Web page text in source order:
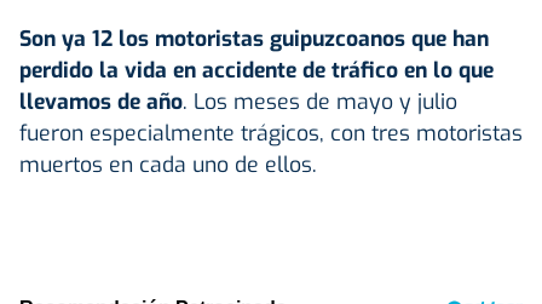
Son ya 12 los motoristas guipuzcoanos que han
perdido la vida en accidente de tráfico en lo que
llevamos de año. Los meses de mayo y julio
fueron especialmente trágicos, con tres motoristas
muertos en cada uno de ellos.